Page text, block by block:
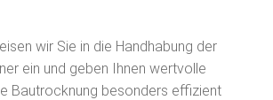
wir Sie in die Handhabung der
ein und geben Ihnen wertvolle
Bautrocknung besonders effizient